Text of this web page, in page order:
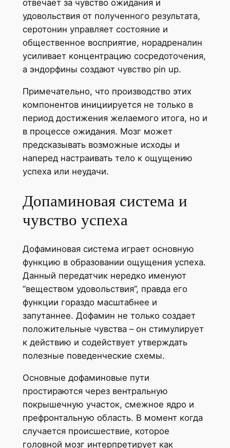
отвечает за чувство ожидания и
удовольствия от полученного результата,
серотонин управляет состояние и
общественное восприятие, норадреналин
усиливает концентрацию сосредоточения,
а эндорфины создают чувство pin up.
Примечательно, что производство этих
компонентов инициируется не только в
период достижения желаемого итога, но и
в процессе ожидания. Мозг может
предсказывать возможные исходы и
наперед настраивать тело к ощущению
успеха или неудачи.
Допаминовая система и
чувство успеха
Дофаминовая система играет основную
функцию в образовании ощущения успеха.
Данный передатчик нередко именуют
“веществом удовольствия”, правда его
функции гораздо масштабнее и
запутаннее. Дофамин не только создает
положительные чувства – он стимулирует
к действию и содействует утверждать
полезные поведенческие схемы.
Основные дофаминовые пути
простираются через вентральную
покрышечную участок, смежное ядро и
префронтальную область. В момент когда
случается происшествие, которое
головной мозг интерпретирует как